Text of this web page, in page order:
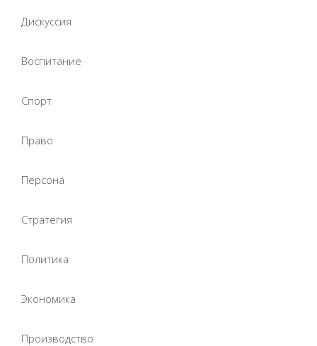
Дискуссия
Воспитание
Спорт
Право
Персона
Стратегия
Политика
Экономика
Производство